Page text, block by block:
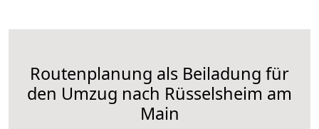
Routenplanung als Beiladung für
den Umzug nach Rüsselsheim am
Main